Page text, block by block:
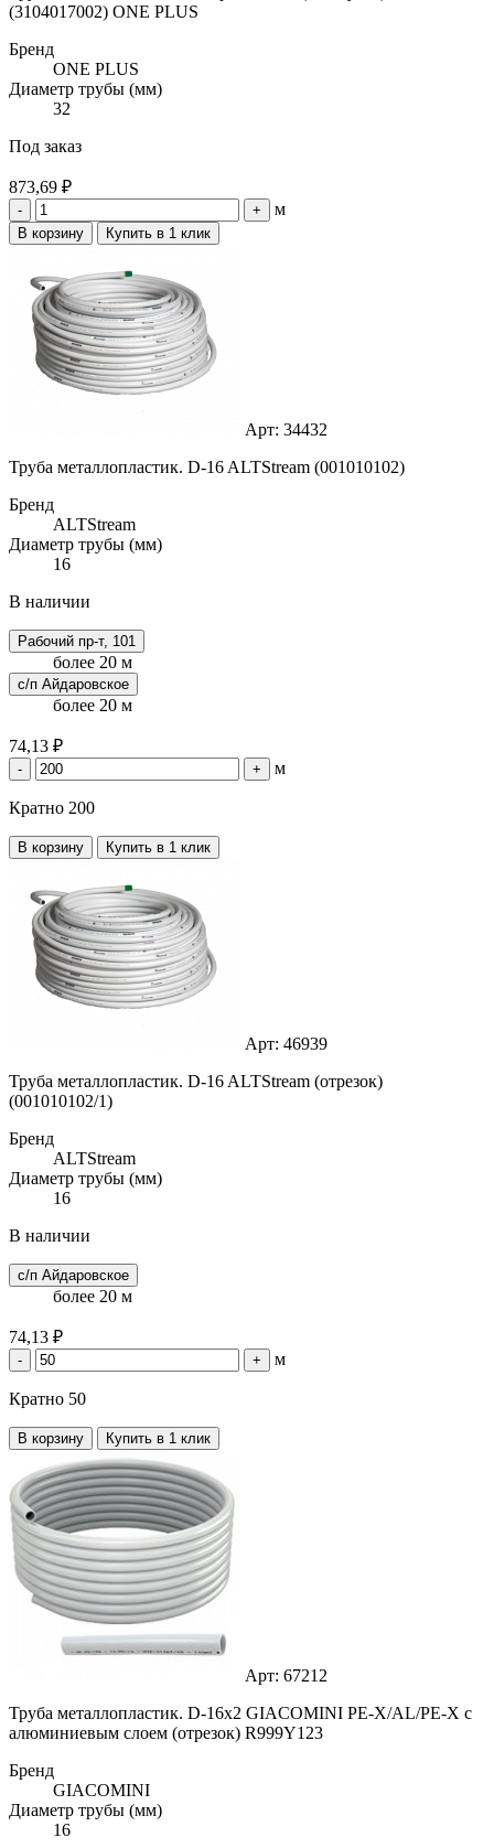
(3104017002) ONE PLUS
Бренд
ONE PLUS
Диаметр трубы (мм)
32
Под заказ
873,69 ₽
- + м
В корзину Купить в 1 клик
Арт: 34432
Труба металлопластик. D-16 ALTStream (001010102)
Бренд
ALTStream
Диаметр трубы (мм)
16
В наличии
Рабочий пр-т, 101
более 20 м
с/п Айдаровское
более 20 м
74,13 ₽
- + м
Кратно 200
В корзину Купить в 1 клик
Арт: 46939
Труба металлопластик. D-16 ALTStream (отрезок)
(001010102/1)
Бренд
ALTStream
Диаметр трубы (мм)
16
В наличии
с/п Айдаровское
более 20 м
74,13 ₽
- + м
Кратно 50
В корзину Купить в 1 клик
Арт: 67212
Труба металлопластик. D-16x2 GIACOMINI PE-X/AL/PE-X с
алюминиевым слоем (отрезок) R999Y123
Бренд
GIACOMINI
Диаметр трубы (мм)
16